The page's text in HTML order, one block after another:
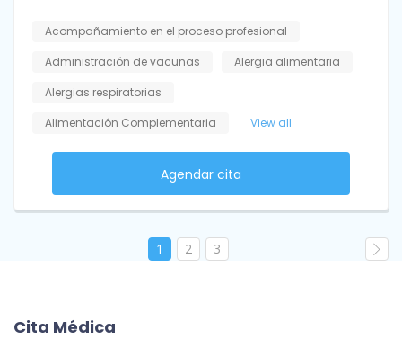
Acompañamiento en el proceso profesional
Administración de vacunas
Alergia alimentaria
Alergias respiratorias
Alimentación Complementaria
View all
Agendar cita
1 2 3
Cita Médica